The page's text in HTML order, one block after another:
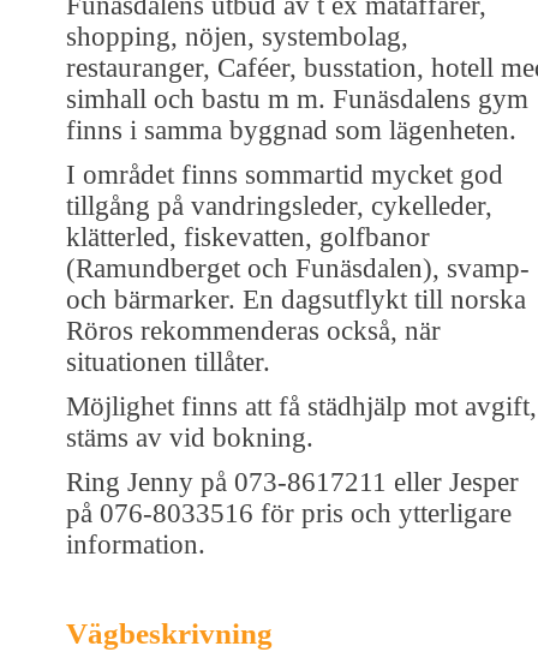
shopping, nöjen, systembolag,
restauranger, Caféer, busstation, hotell
simhall och bastu m m. Funäsdalens gym
finns i samma byggnad som lägenheten.
I området finns sommartid mycket god
tillgång på vandringsleder, cykelleder,
klätterled, fiskevatten, golfbanor
(Ramundberget och Funäsdalen), svamp-
och bärmarker. En dagsutflykt till norska
Röros rekommenderas också, när
situationen tillåter.
Möjlighet finns att få städhjälp mot avgift,
stäms av vid bokning.
Ring Jenny på 073-8617211 eller Jesper
på 076-8033516 för pris och ytterligare
information.
Vägbeskrivning